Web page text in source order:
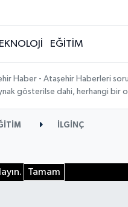
EĞİTİM
Haber - Ataşehir Haberleri
gösterilse dahi, herhangi bir
İLGİNÇ
Tamam